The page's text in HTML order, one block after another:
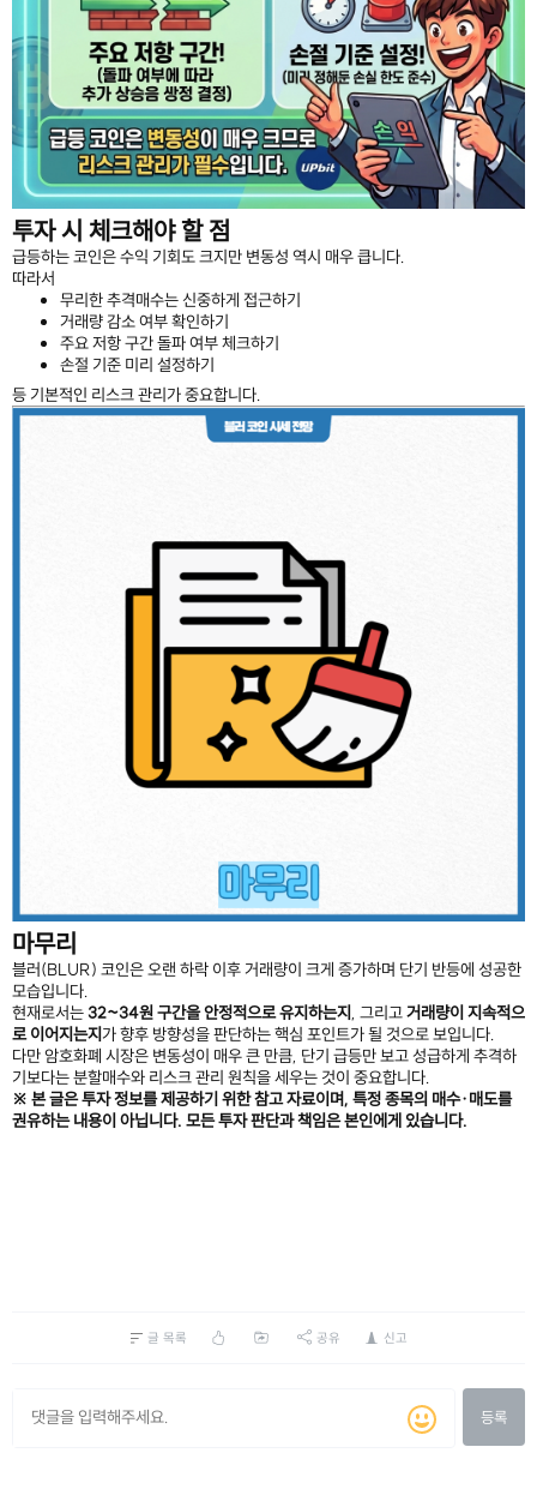
투자 시 체크해야 할 점
급등하는 코인은 수익 기회도 크지만 변동성 역시 매우 큽니다.
따라서
무리한 추격매수는 신중하게 접근하기
거래량 감소 여부 확인하기
주요 저항 구간 돌파 여부 체크하기
손절 기준 미리 설정하기
등 기본적인 리스크 관리가 중요합니다.
마무리
블러(BLUR) 코인은 오랜 하락 이후 거래량이 크게 증가하며 단기 반등에 성공한
모습입니다.
현재로서는32~34원 구간을 안정적으로 유지하는지 , 그리고거래량이 지속적으
로 이어지는지가 향후 방향성을 판단하는 핵심 포인트가 될 것으로 보입니다.
다만 암호화폐 시장은 변동성이 매우 큰 만큼, 단기 급등만 보고 성급하게 추격하
기보다는 분할매수와 리스크 관리 원칙을 세우는 것이 중요합니다.
※ 본 글은 투자 정보를 제공하기 위한 참고 자료이며, 특정 종목의 매수·매도를
권유하는 내용이 아닙니다. 모든 투자 판단과 책임은 본인에게 있습니다.
글 목록 공유 신고
등록